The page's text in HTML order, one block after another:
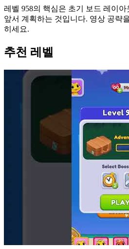
레벨 958의 핵심은 초기 보드 레이
앞서 계획하는 것입니다. 영상 공략
히세요.
추천 레벨